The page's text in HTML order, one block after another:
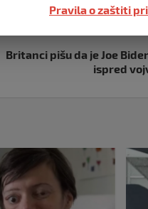
Britanci pišu da je Joe
ispred
Pravila o zaštiti